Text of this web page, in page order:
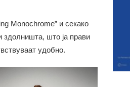
Monochrome” и секако
здолништа, што ја прави
удобно.